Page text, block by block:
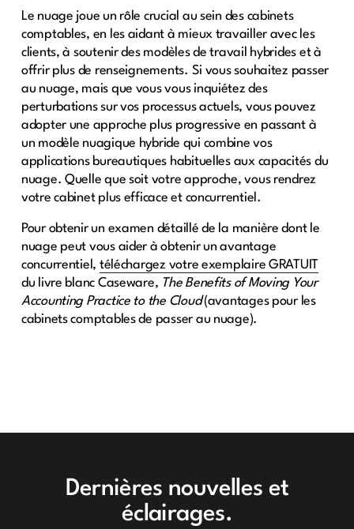
Le nuage joue un rôle crucial au sein des cabinets
comptables, en les aidant à mieux travailler avec les
clients, à soutenir des modèles de travail hybrides et à
offrir plus de renseignements. Si vous souhaitez passer
au nuage, mais que vous vous inquiétez des
perturbations sur vos processus actuels, vous pouvez
adopter une approche plus progressive en passant à
un modèle nuagique hybride qui combine vos
applications bureautiques habituelles aux capacités du
nuage. Quelle que soit votre approche, vous rendrez
votre cabinet plus efficace et concurrentiel.
Pour obtenir un examen détaillé de la manière dont le
nuage peut vous aider à obtenir un avantage
concurrentiel, téléchargez votre exemplaire GRATUIT
du livre blanc Caseware, The Benefits of Moving Your
Accounting Practice to the Cloud(avantages pour les
cabinets comptables de passer au nuage).
Dernières nouvelles et
éclairages.